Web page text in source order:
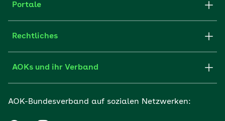
Portale
Rechtliches
AOKs und ihr Verband
AOK-Bundesverband auf sozialen Netzwerken: